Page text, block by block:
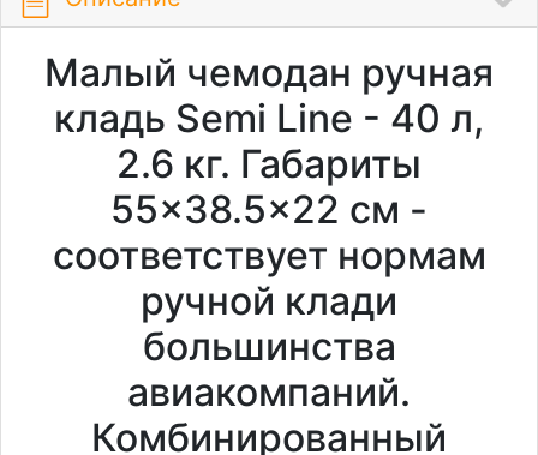
Малый чемодан ручная
кладь Semi Line - 40 л,
2.6 кг. Габариты
55×38.5×22 см -
соответствует нормам
ручной клади
большинства
авиакомпаний.
Комбинированный